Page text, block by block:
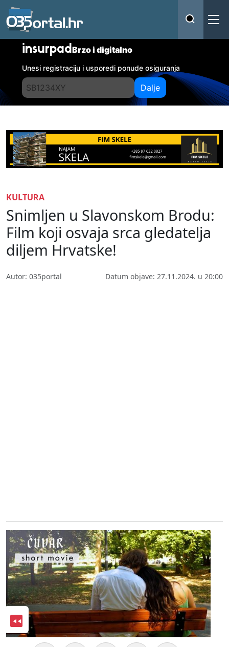
insurpadBrzo i digitalno
Unesi registraciju i usporedi ponude osiguranja
Dalje
KULTURA
Snimljen u Slavonskom Brodu:
Film koji osvaja srca gledatelja
diljem Hrvatske!
Autor: 035portal Datum objave: 27.11.2024. u 20:00